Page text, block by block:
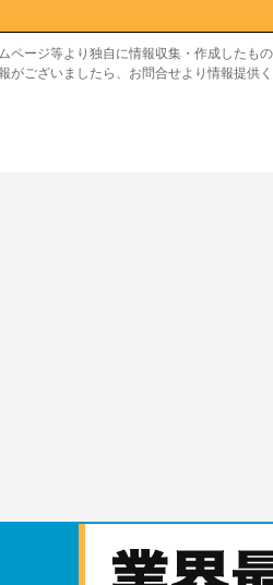
ページ等より独自に情報収集・作成したも
がございましたら、お問合せより情報提供